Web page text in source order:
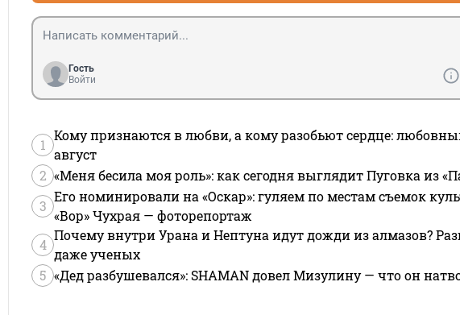
Гость
Войти
1
Кому признаются в любви, а кому разобьют сердце:
август
2 «Меня бесила моя роль»: как сегодня выглядит Пуговка из
3
Его номинировали на «Оскар»: гуляем по местам съемок
«Вор» Чухрая — фоторепортаж
4
Почему внутри Урана и Нептуна идут дожди из алмазов?
даже ученых
5 «Дед разбушевался»: SHAMAN довел Мизулину — что он